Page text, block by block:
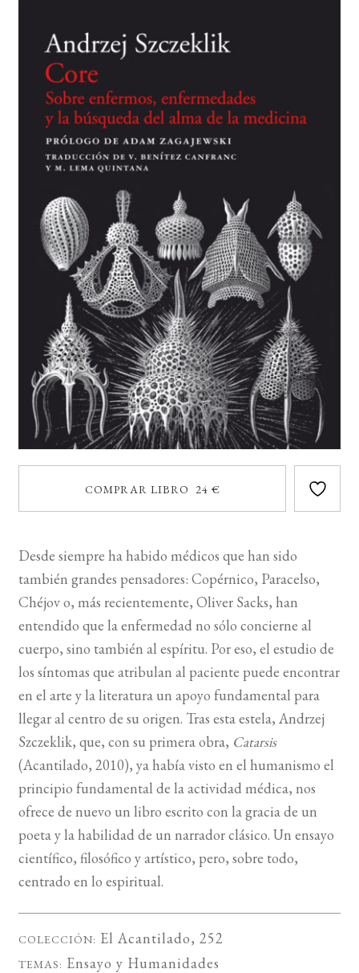
BUSCAR
COMPRAR LIBRO 24 €
Desde siempre ha habido médicos que han sido
también grandes pensadores: Copérnico, Paracelso,
Chéjov o, más recientemente, Oliver Sacks, han
entendido que la enfermedad no sólo concierne al
cuerpo, sino también al espíritu. Por eso, el estudio de
los síntomas que atribulan al paciente puede encontrar
en el arte y la literatura un apoyo fundamental para
llegar al centro de su origen. Tras esta estela, Andrzej
Szczeklik, que, con su primera obra, Catarsis
(Acantilado, 2010), ya había visto en el humanismo el
principio fundamental de la actividad médica, nos
ofrece de nuevo un libro escrito con la gracia de un
poeta y la habilidad de un narrador clásico. Un ensayo
científico, filosófico y artístico, pero, sobre todo,
centrado en lo espiritual.
COLECCIÓN: El Acantilado, 252
TEMAS: Ensayo y Humanidades